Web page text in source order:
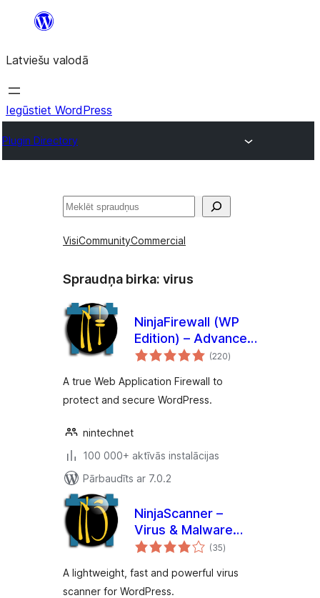
Pāriet
saturu
Latviešu valodā
Iegūstiet WordPress
Plugin Directory
Meklēt
VisiCommunityCommercial
Spraudņa birka: virus
NinjaFirewall (WP
Edition) – Advanced
Security Plugin and
(220vērtējumu
kopsumma
)
A true Web Application Firewall to
protect and secure WordPress.
nintechnet
100 000+ aktīvās instalācijas
Pārbaudīts ar 7.0.2
NinjaScanner –
Virus & Malware
scan
(35vērtējumu
kopsumma
)
A lightweight, fast and powerful virus
scanner for WordPress.